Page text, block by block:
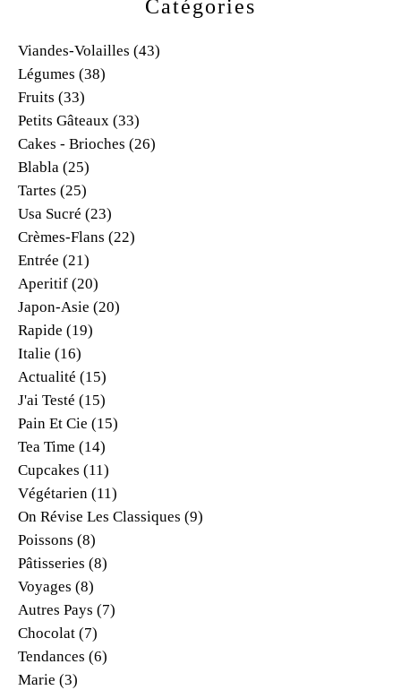
Catégories
Viandes-Volailles (43)
Légumes (38)
Fruits (33)
Petits Gâteaux (33)
Cakes - Brioches (26)
Blabla (25)
Tartes (25)
Usa Sucré (23)
Crèmes-Flans (22)
Entrée (21)
Aperitif (20)
Japon-Asie (20)
Rapide (19)
Italie (16)
Actualité (15)
J'ai Testé (15)
Pain Et Cie (15)
Tea Time (14)
Cupcakes (11)
Végétarien (11)
On Révise Les Classiques (9)
Poissons (8)
Pâtisseries (8)
Voyages (8)
Autres Pays (7)
Chocolat (7)
Tendances (6)
Marie (3)